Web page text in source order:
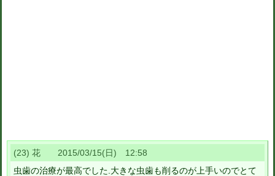
(23) 花 2015/03/15(日) 12:58
虫歯の治療が最高でした.大きな虫歯も削るのが上手いのでとて